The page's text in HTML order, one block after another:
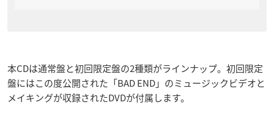
本CDは通常盤と初回限定盤の2種類がラインナップ。初回限定
盤にはこの度公開された「BAD END」のミュージックビデオと
メイキングが収録されたDVDが付属します。